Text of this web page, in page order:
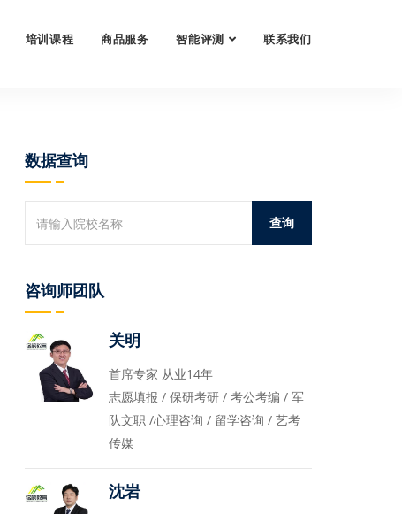
培训课程 商品服务 智能评测 联系我们
数据查询
咨询师团队
关明
首席专家 从业14年
志愿填报 / 保研考研 / 考公考编 / 军
队文职 /心理咨询 / 留学咨询 / 艺考
传媒
沈岩